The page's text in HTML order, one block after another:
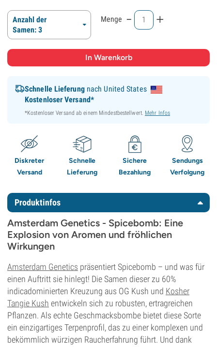
Anzahl der
Samen: 3
Menge - +
Schnelle Lieferungnach United States
Kostenloser Versand*
*Kostenloser Versand ab einem Mindestbestellwert. Mehr Infos
Diskreter
Versand
Schnelle
Lieferung
Sichere
Bezahlung
Sendungs
Verfolgung
Produktinfos
Amsterdam Genetics - Spicebomb: Eine
Explosion von Aromen und fröhlichen
Wirkungen
Amsterdam Genetics präsentiert Spicebomb – und was für
einen Auftritt sie hinlegt! Die Samen dieser zu 60%
indicadominierten Kreuzung aus OG Kush und Kosher
Tangie Kush entwickeln sich zu robusten, ertragreichen
Pflanzen. Als echte Geschmacksbombe bietet diese Sorte
ein einzigartiges Terpenprofil, das zu einer komplexen und
bekömmlich würzigen Raucherfahrung führt. Und dank